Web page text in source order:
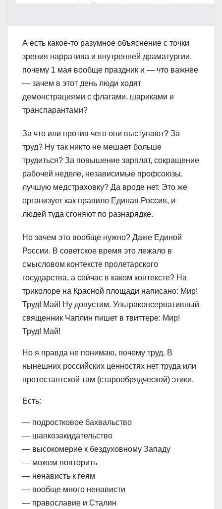
А есть какое-то разумное объяснение с точки
зрения нарратива и внутренней драматургии,
почему 1 мая вообще праздник и — что важнее
— зачем в этот день люди ходят
демонстрациями с флагами, шариками и
транспарантами?
За что или против чего они выступают? За
труд? Ну так никто не мешает больше
трудиться? За повышение зарплат, сокращение
рабочей неделе, независимые профсоюзы,
лучшую медстраховку? Да вроде нет. Это же
организует как правило Единая Россия, и
людей туда сгоняют по разнарядке.
Но зачем это вообще нужно? Даже Единой
России. В советское время это лежало в
смысловом контексте пролетарского
государства, а сейчас в каком контексте? На
триколоре на Красной площади написано: Мир!
Труд! Май! Ну допустим. Ультраконсервативный
священник Чаплин пишет в твиттере: Мир!
Труд! Май!
Но я правда не понимаю, почему труд. В
нынешних российских ценностях нет труда или
протестантской там (старообрядческой) этики.
Есть:
— подростковое бахвальство
— шапкозакидательство
— высокомерие к бездуховному Западу
— можем повторить
— ненависть к геям
— вообще много ненависти
— православие и Сталин